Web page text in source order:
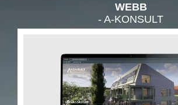
WEBB
- A-KONSULT